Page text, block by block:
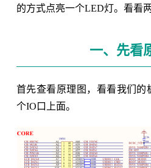
的方式点亮一个LED灯。看看
一、先看
首先查看原理图，看看我们的
个IO口上面。